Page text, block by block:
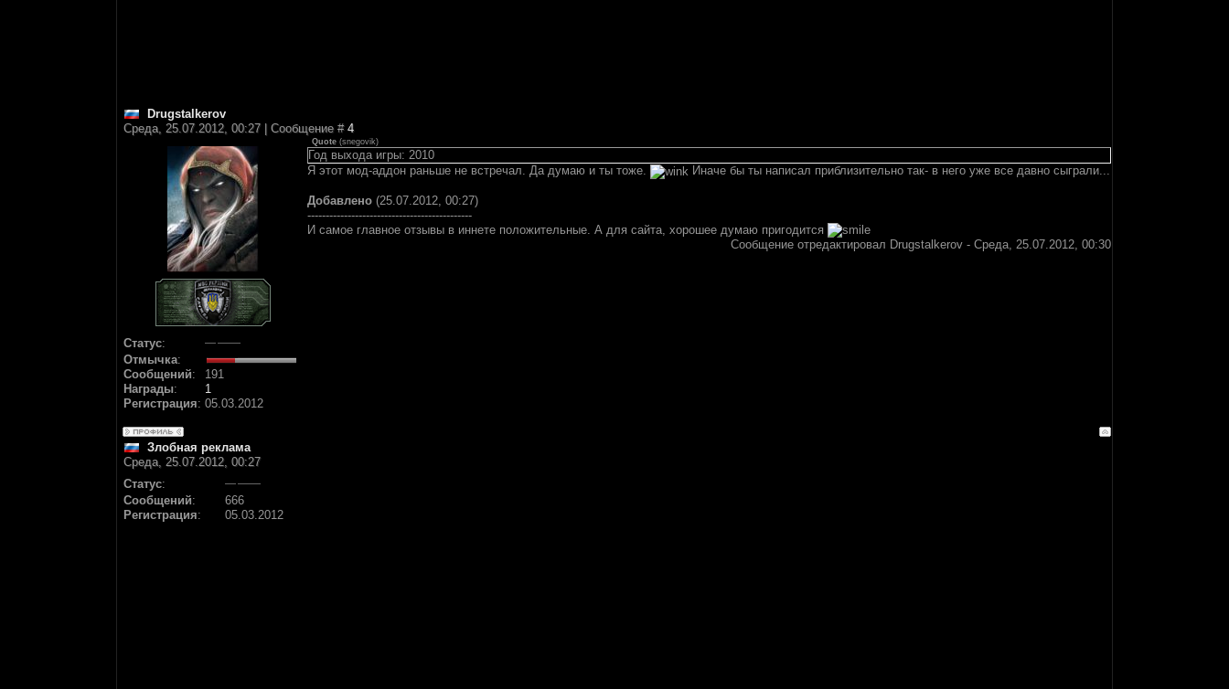
Drugstalkerov
Среда, 25.07.2012, 00:27 | Сообщение # 4
Статус:
Отмычка:
Сообщений:
191
Награды:
1
Регистрация: 05.03.2012
Quote (snegovik)
Год выхода игры: 2010
Я этот мод-аддон раньше не встречал. Да думаю и ты тоже.
Иначе бы ты написал приблизительно так- в него уже все давно сыграли...
Добавлено (25.07.2012, 00:27)
---------------------------------------------
И самое главное отзывы в иннете положительные. А для сайта, хорошее думаю пригодится
Сообщение отредактировал Drugstalkerov - Среда, 25.07.2012, 00:30
Злобная реклама
Среда, 25.07.2012, 00:27
Статус:
Сообщений:
666
Регистрация: 05.03.2012